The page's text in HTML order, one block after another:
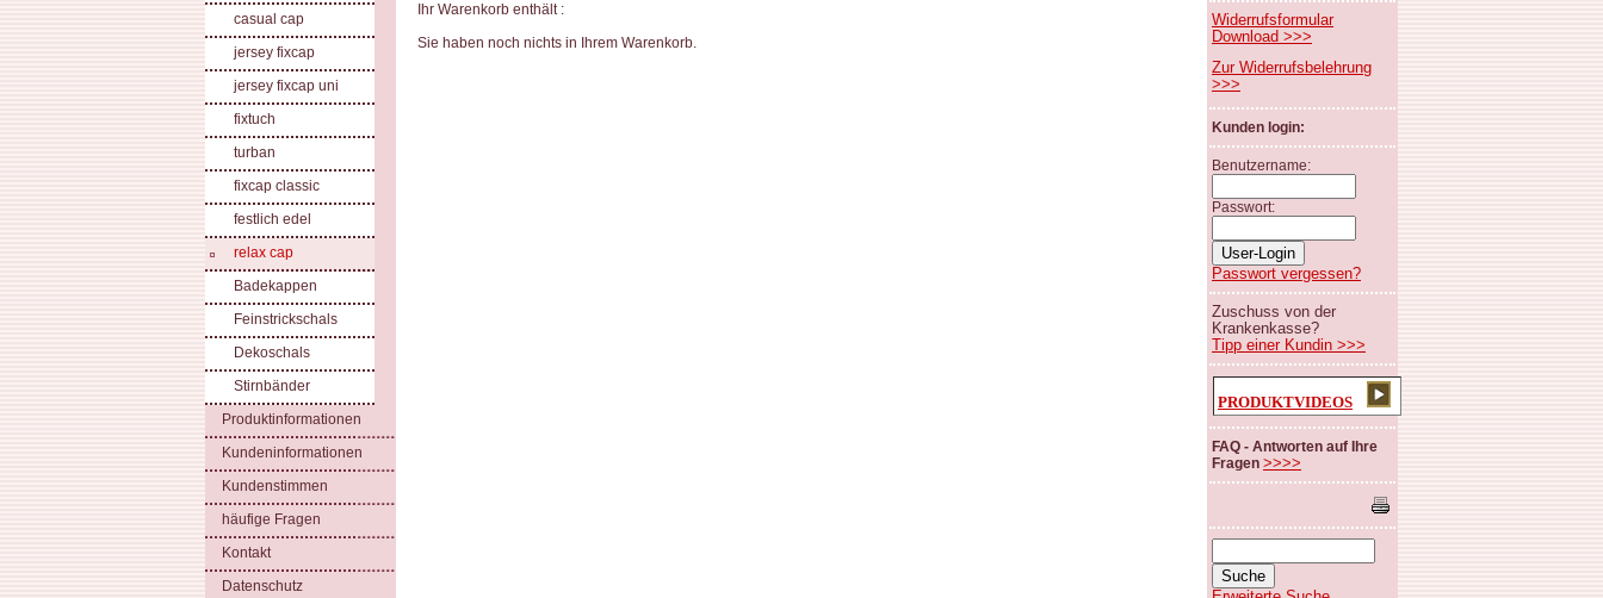
casual cap
jersey fixcap
jersey fixcap uni
fixtuch
turban
fixcap classic
festlich edel
relax cap
Badekappen
Feinstrickschals
Dekoschals
Stirnbänder
Produktinformationen
Kundeninformationen
Kundenstimmen
häufige Fragen
Kontakt
Datenschutz
Ihr Warenkorb enthält :
Sie haben noch nichts in Ihrem Warenkorb.
Widerrufsformular
Download >>>
Zur Widerrufsbelehrung
>>>
Kunden login:
Benutzername:
Passwort:
Passwort vergessen?
Zuschuss von der
Krankenkasse?
Tipp einer Kundin >>>
PRODUKTVIDEOS
FAQ - Antworten auf Ihre
Fragen >>>>